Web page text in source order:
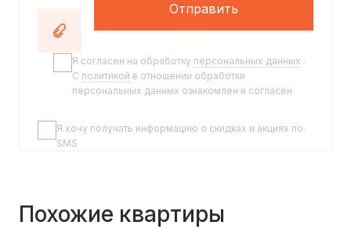
Отправить
Я согласен на обработку персональных данных .
C политикой в отношении обработки
персональных данных ознакомлен и согласен
Я хочу получать информацию о скидках и акциях по
SMS
Похожие квартиры